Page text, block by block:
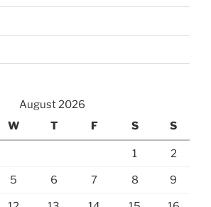
August 2026
W T F S S
1 2
5 6 7 8 9